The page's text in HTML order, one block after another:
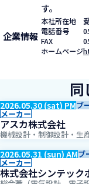
す。
企業情報
本社所在地
電話番号
FAX
ホームページ
同
2026.05.30 (sat) PMブ
メーカー
アスカ株式会社
機械設計・制御設計・生
2026.05.31 (sun) AMブ
メーカー
株式会社シンテック